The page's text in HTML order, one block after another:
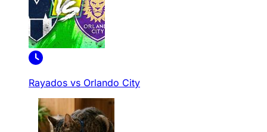
Rayados vs Orlando City